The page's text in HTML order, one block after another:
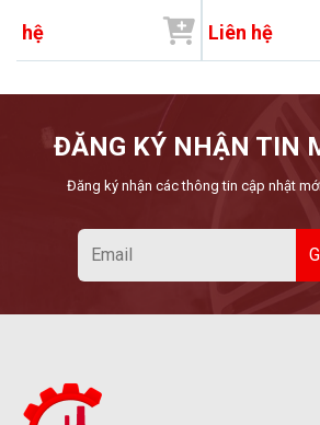
hệ Liên hệ
ĐĂNG KÝ NHẬN TIN
Đăng ký nhận các thông tin cập nhật